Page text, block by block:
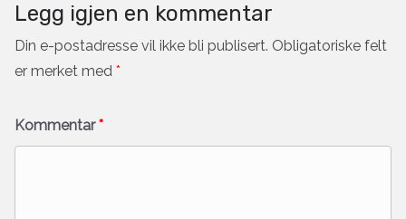
Legg igjen en kommentar
Din e-postadresse vil ikke bli publisert. Obligatoriske felt
er merket med *
Kommentar*